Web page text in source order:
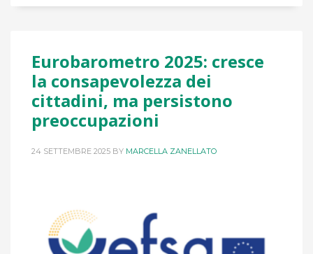
Eurobarometro 2025: cresce
la consapevolezza dei
cittadini, ma persistono
preoccupazioni
24 SETTEMBRE 2025 BY MARCELLA ZANELLATO